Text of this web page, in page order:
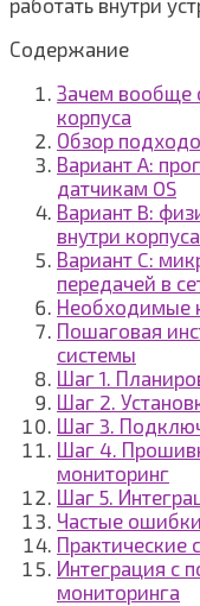
работать внутри
Содержание
Зачем вообще
корпуса
Обзор
Вариант A:
датчикам OS
Вариант B:
внутри корпуса
Вариант C:
передачей в
Необходимые
Пошаговая
системы
Шаг 1.
Шаг 2.
Шаг 3.
Шаг 4.
мониторинг
Шаг 5.
Частые
Практические
Интеграция с
мониторинга